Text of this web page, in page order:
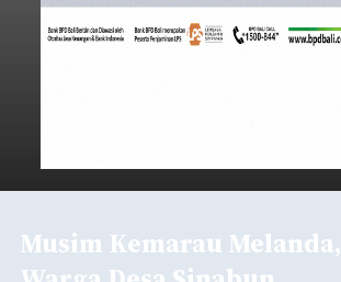
Musim Kemarau Melanda,